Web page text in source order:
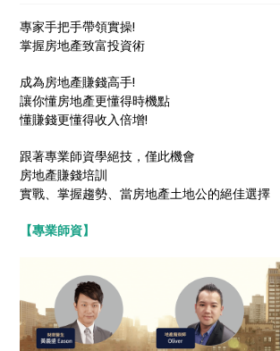
專家手把手帶領實操!
掌握房地產致富投資術
成為房地產賺錢高手!
讓你懂房地產更懂得時機點
懂賺錢更懂得收入倍增!
跟著專業師資學絕技，僅此機會
房地產賺錢培訓
實戰、掌握趨勢、當房地產土地公的絕佳選擇
【專業師資】